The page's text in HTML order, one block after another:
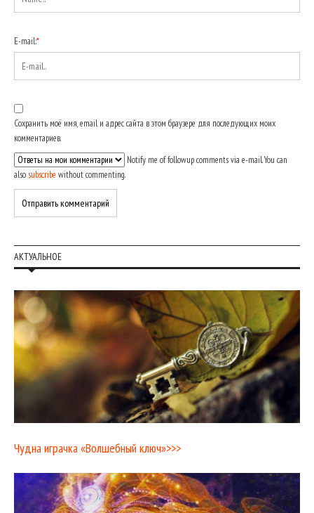
E-mail:*
Сохранить моё имя, email и адрес сайта в этом браузере для последующих моих
комментариев.
Notify me of followup comments via e-mail. You can
also subscribe without commenting.
АКТУАЛЬНОЕ
Чудна играчка «Волшебный ключ»>>>